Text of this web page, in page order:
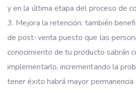
y en la última etapa del proceso de
Mejora la retención: también
de post-venta puesto que las
conocimiento de tu producto sabrán
implementarlo, incrementando la
tener éxito habrá mayor permanencia